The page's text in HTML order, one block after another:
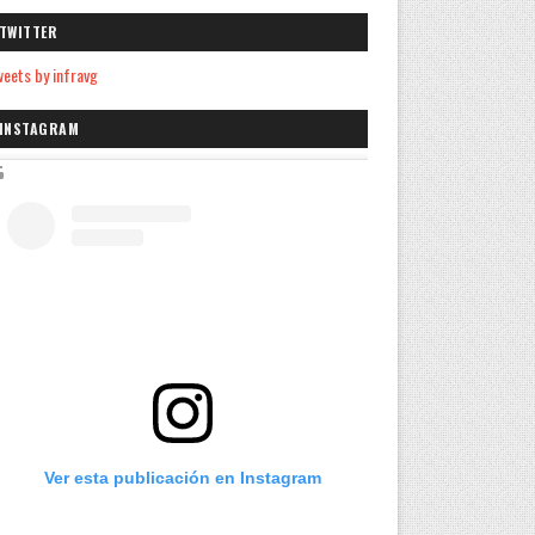
by infravg
Ver esta publicación en Instagram